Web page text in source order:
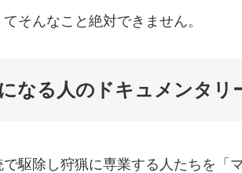
そんなこと絶対できません。
なる人のドキュメンタリ
駆除し狩猟に専業する人たちを「